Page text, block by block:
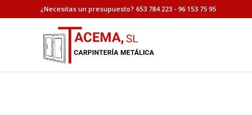
¿Necesitas un presupuesto? 653 784 223 - 96 153 75 95